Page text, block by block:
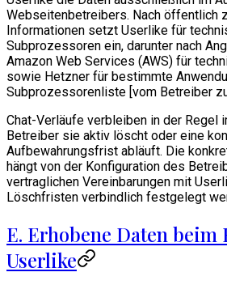
Webseitenbetreibers. Nach öffentlich
Informationen setzt Userlike für
Subprozessoren ein, darunter nach
Amazon Web Services (AWS) für
sowie Hetzner für bestimmte
Subprozessorenliste [vom Betreiber
Chat-Verläufe verbleiben in der Regel
Betreiber sie aktiv löscht oder eine
Aufbewahrungsfrist abläuft. Die
hängt von der Konfiguration des
vertraglichen Vereinbarungen mit
Löschfristen verbindlich festgelegt
E. Erhobene Daten beim
Userlike